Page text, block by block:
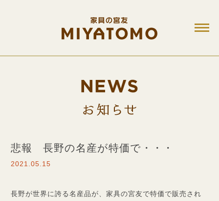
悲報 長野の名産が特価で・・・
2021.05.15
長野が世界に誇る名産品が、家具の宮友で特価で販売され